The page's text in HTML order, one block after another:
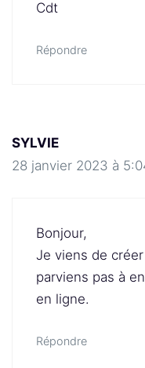
Cdt
Répondre
SYLVIE
28 janvier 2023 à
Bonjour,
Je viens de
parviens pas à
en ligne.
Répondre